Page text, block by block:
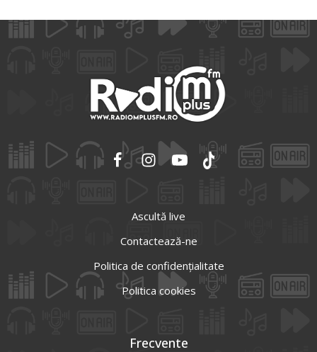
Ascultă live
Contactează-ne
Politica de confidențialitate
Politica cookies
Frecvente